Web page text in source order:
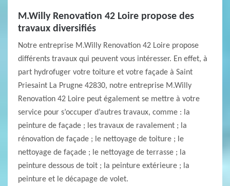
M.Willy Renovation 42 Loire propose des
travaux diversifiés
Notre entreprise M.Willy Renovation 42 Loire propose
différents travaux qui peuvent vous intéresser. En effet, à
part hydrofuger votre toiture et votre façade à Saint
Priesaint La Prugne 42830, notre entreprise M.Willy
Renovation 42 Loire peut également se mettre à votre
service pour s’occuper d’autres travaux, comme : la
peinture de façade ; les travaux de ravalement ; la
rénovation de façade ; le nettoyage de toiture ; le
nettoyage de façade ; le nettoyage de terrasse ; la
peinture dessous de toit ; la peinture extérieure ; la
peinture et le décapage de volet.